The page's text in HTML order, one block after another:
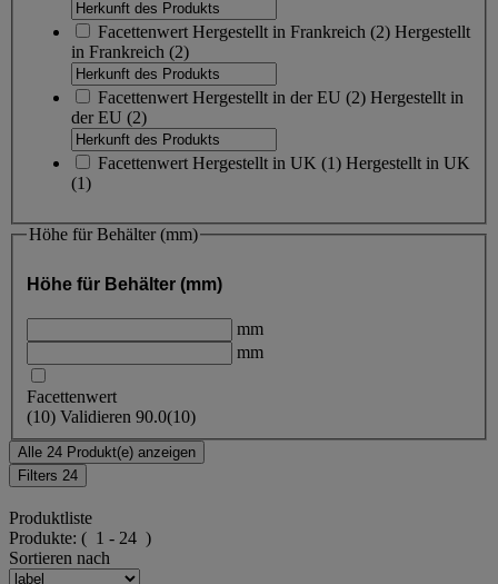
Facettenwert Hergestellt in Frankreich (2) Hergestellt
in Frankreich (2)
Facettenwert Hergestellt in der EU (2) Hergestellt in
der EU (2)
Facettenwert Hergestellt in UK (1) Hergestellt in UK
(1)
Höhe für Behälter (mm)
Höhe für Behälter (mm)
mm
mm
Facettenwert
(10) Validieren 90.0(10)
Alle 24 Produkt(e) anzeigen
Filters 24
Produktliste
Produkte: ( 1 - 24 )
Sortieren nach